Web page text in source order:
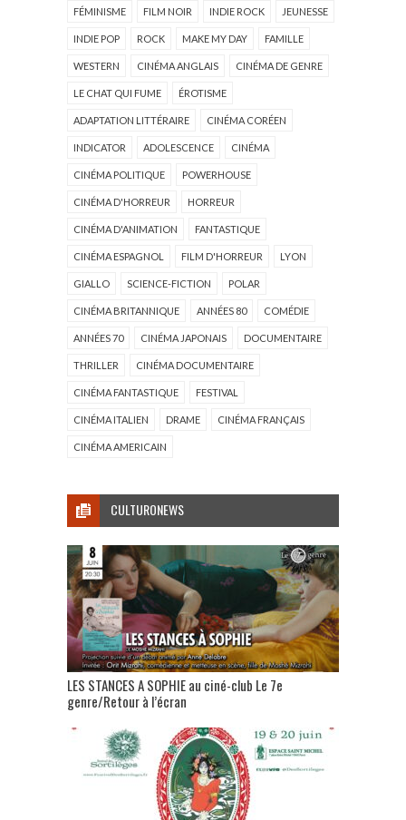
FÉMINISME FILM NOIR INDIE ROCK JEUNESSE
INDIE POP ROCK MAKE MY DAY FAMILLE
WESTERN CINÉMA ANGLAIS CINÉMA DE GENRE
LE CHAT QUI FUME ÉROTISME
ADAPTATION LITTÉRAIRE CINÉMA CORÉEN
INDICATOR ADOLESCENCE CINÉMA
CINÉMA POLITIQUE POWERHOUSE
CINÉMA D'HORREUR HORREUR
CINÉMA D'ANIMATION FANTASTIQUE
CINÉMA ESPAGNOL FILM D'HORREUR LYON
GIALLO SCIENCE-FICTION POLAR
CINÉMA BRITANNIQUE ANNÉES 80 COMÉDIE
ANNÉES 70 CINÉMA JAPONAIS DOCUMENTAIRE
THRILLER CINÉMA DOCUMENTAIRE
CINÉMA FANTASTIQUE FESTIVAL
CINÉMA ITALIEN DRAME CINÉMA FRANÇAIS
CINÉMA AMERICAIN
CULTURONEWS
LES STANCES A SOPHIE au ciné-club Le 7e
genre/Retour à l’écran